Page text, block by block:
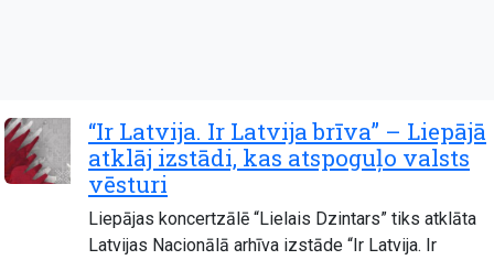
“Ir Latvija. Ir Latvija brīva” – Liepājā
atklāj izstādi, kas atspoguļo valsts
vēsturi
Liepājas koncertzālē “Lielais Dzintars” tiks atklāta
Latvijas Nacionālā arhīva izstāde “Ir Latvija. Ir